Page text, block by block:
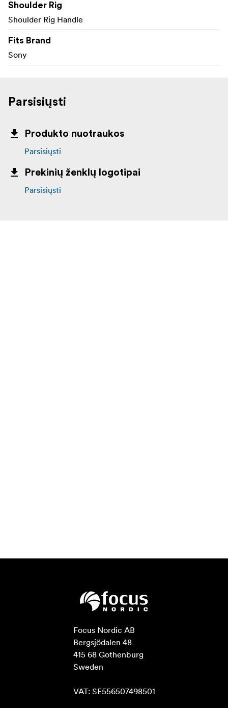
1 x peties pagalvėlė 1954
1 x ilgintuvas su "Arri" rozete 1870
1 x medinė rankena 1891
1 x 15 mm strypas 1051
Shoulder Rig
Shoulder Rig Handle
Fits Brand
Sony
Parsisiųsti
Produkto nuotraukos
Parsisiųsti
Prekinių ženklų logotipai
Parsisiųsti
Focus Nordic AB
Bergsjödalen 48
415 68 Gothenburg
Sweden
VAT: SE556507498501